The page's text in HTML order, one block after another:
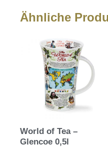
Ähnliche
World of Tea –
Glencoe 0,5l